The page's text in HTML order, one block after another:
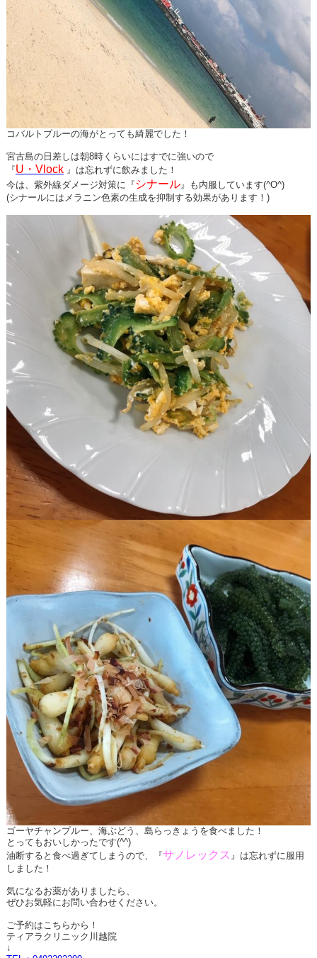
コバルトブルーの海がとっても綺麗でした！
宮古島の日差しは朝8時くらいにはすでに強いので
『U・Vlock 』は忘れずに飲みました！
今は、紫外線ダメージ対策に『 シナール』も内服しています(^O^)
(シナールにはメラニン色素の生成を抑制する効果があります！)
ゴーヤチャンプルー、海ぶどう、島らっきょうを食べました！
とってもおいしかったです(^^)
油断すると食べ過ぎてしまうので、『サノレックス 』は忘れずに服用
しました！
気になるお薬がありましたら、
ぜひお気軽にお問い合わせください。
ご予約はこちらから！
ティアラクリニック川越院
↓